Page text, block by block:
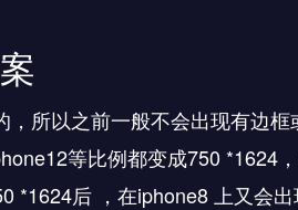
，所以之前一般不会出现有边框
等比例都变成750 *1624
*1624后 ，在iphone8 上又会